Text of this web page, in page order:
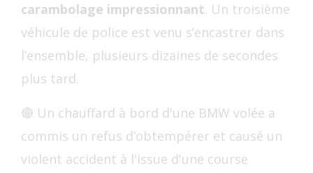
carambolage impressionnant. Un troisième
véhicule de police est venu s’encastrer dans
l’ensemble, plusieurs dizaines de secondes
plus tard.
🔴 Un chauffard à bord d'une BMW volée a
commis un refus d’obtempérer et causé un
violent accident à l'issue d'une course